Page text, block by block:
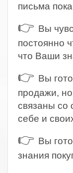
письма
👉 Вы
постоянно
что Ваши
👉 Вы
продажи,
связаны со
себе и
👉 Вы
знания